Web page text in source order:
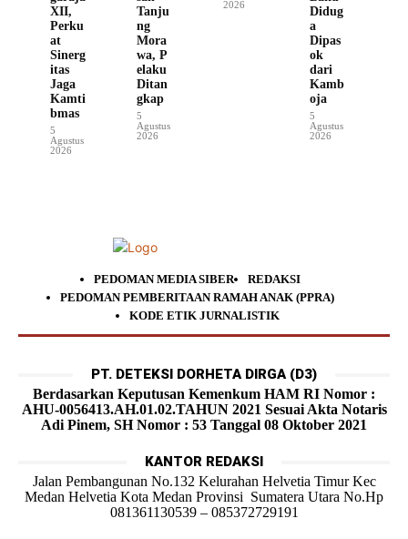
XII,
Perku
at
Sinerg
itas
Jaga
Kamti
bmas
5
Agustus
2026
Tanju
ng
Mora
wa, P
elaku
Ditan
gkap
5
Agustus
2026
2026
Didug
a
Dipas
ok
dari
Kamb
oja
5
Agustus
2026
PEDOMAN MEDIA SIBER
REDAKSI
PEDOMAN PEMBERITAAN RAMAH ANAK (PPRA)
KODE ETIK JURNALISTIK
PT. DETEKSI DORHETA DIRGA (D3)
Berdasarkan Keputusan Kemenkum HAM RI Nomor :
AHU-0056413.AH.01.02.TAHUN 2021 Sesuai Akta Notaris
Adi Pinem, SH Nomor : 53 Tanggal 08 Oktober 2021
KANTOR REDAKSI
Jalan Pembangunan No.132 Kelurahan Helvetia Timur Kec
Medan Helvetia Kota Medan Provinsi Sumatera Utara No.Hp
081361130539 – 085372729191